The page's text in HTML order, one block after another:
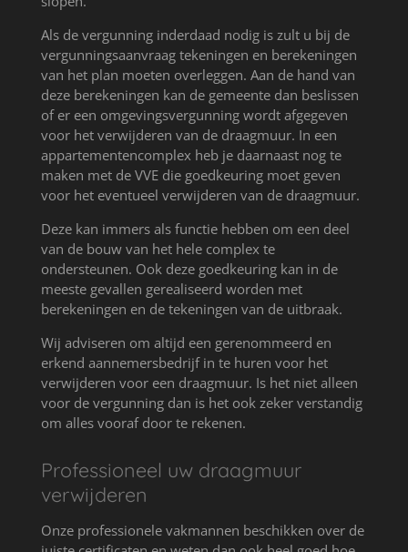
Als de vergunning inderdaad nodig is zult u bij de
vergunningsaanvraag tekeningen en berekeningen
van het plan moeten overleggen. Aan de hand van
deze berekeningen kan de gemeente dan beslissen
of er een omgevingsvergunning wordt afgegeven
voor het verwijderen van de draagmuur. In een
appartementencomplex heb je daarnaast nog te
maken met de VVE die goedkeuring moet geven
voor het eventueel verwijderen van de draagmuur.
Deze kan immers als functie hebben om een deel
van de bouw van het hele complex te
ondersteunen. Ook deze goedkeuring kan in de
meeste gevallen gerealiseerd worden met
berekeningen en de tekeningen van de uitbraak.
Wij adviseren om altijd een gerenommeerd en
erkend aannemersbedrijf in te huren voor het
verwijderen voor een draagmuur. Is het niet alleen
voor de vergunning dan is het ook zeker verstandig
om alles vooraf door te rekenen.
Professioneel uw draagmuur
verwijderen
Onze professionele vakmannen beschikken over de